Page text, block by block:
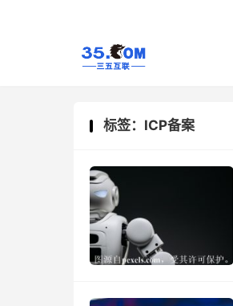
标签：ICP备案